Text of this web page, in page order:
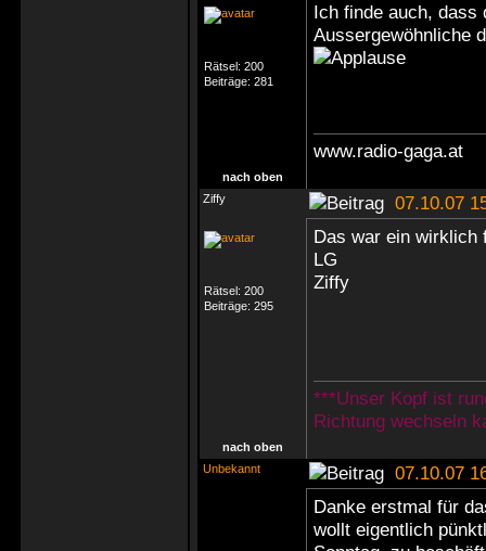
Rätsel: 200
Beiträge: 281
Ich finde auch, dass
Aussergewöhnliche
www.radio-gaga.at
nach oben
Ziffy
07.10.07
Rätsel: 200
Beiträge: 295
Das war ein
LG
Ziffy
***Unser Kopf ist
Richtung wechseln
nach oben
Unbekannt
07.10.07
Danke erstmal für
wollt eigentlich